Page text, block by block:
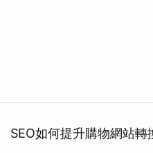
SEO如何提升購物網站轉